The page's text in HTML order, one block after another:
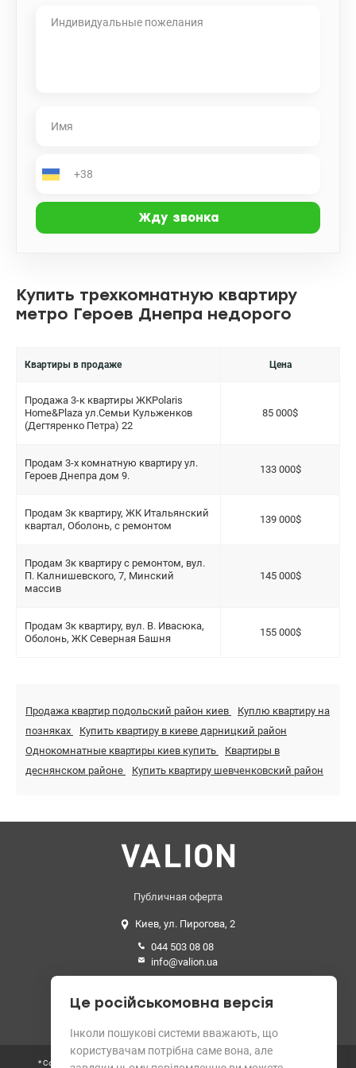
Купить трехкомнатную квартиру
метро Героев Днепра недорого
Квартиры в продаже Цена
Продажа 3-к квартиры ЖКPolaris
Home&Plaza ул.Семьи Кульженков
(Дегтяренко Петра) 22
85 000$
Продам 3-х комнатную квартиру ул.
Героев Днепра дом 9.
133 000$
Продам 3к квартиру, ЖК Итальянский
квартал, Оболонь, с ремонтом
139 000$
Продам 3к квартиру с ремонтом, вул.
П. Калнишевского, 7, Минский
массив
145 000$
Продам 3к квартиру, вул. В. Ивасюка,
Оболонь, ЖК Северная Башня
155 000$
Продажа квартир подольский район киев
Куплю квартиру на
позняках
Купить квартиру в киеве дарницкий район
Однокомнатные квартиры киев купить
Квартиры в
деснянском районе
Купить квартиру шевченковский район
Публичная оферта
Киев, ул. Пирогова, 2
044 503 08 08
info@valion.ua
* Согласно требованиям Закона Украины «О рекламе» цены всех объектов
Це російськомовна версія
Інколи пошукові системи вважають, що
користувачам потрібна саме вона, але